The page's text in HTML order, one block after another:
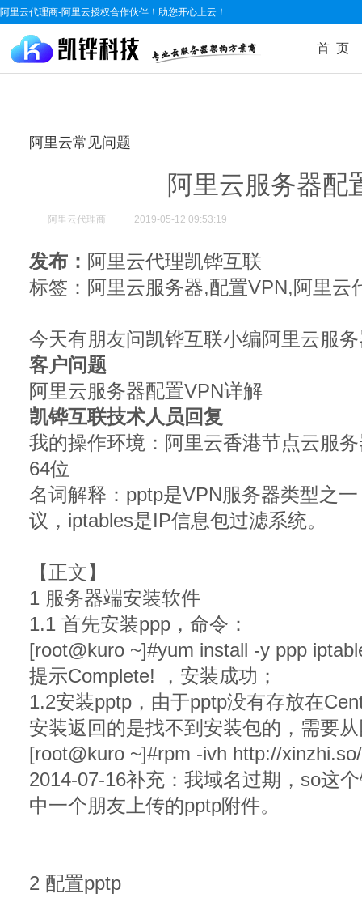
阿里云代理商-阿里云授权合作伙伴！助您开心上云！
首 页
阿里云常见问题
阿里云服务器配
阿里云代理商 2019-05-12 09:53:19
发布： 阿里云代理凯铧互联
标签：阿里云服务器,配置VPN,阿里云
今天有朋友问凯铧互联小编阿里云服
客户问题
阿里云服务器配置VPN详解
凯铧互联技术人员回复
我的操作环境：阿里云香港节点云服
64位
名词解释：pptp是VPN服务器类型之
议，iptables是IP信息包过滤系统。
【正文】
1 服务器端安装软件
1.1 首先安装ppp，命令：
[root@kuro ~]#yum install -y ppp
提示Complete! ，安装成功；
1.2安装pptp，由于pptp没有存放在
安装返回的是找不到安装包的，需要
[root@kuro ~]#rpm -ivh http://
2014-07-16补充：我域名过期，so这
中一个朋友上传的pptp附件。
2 配置pptp